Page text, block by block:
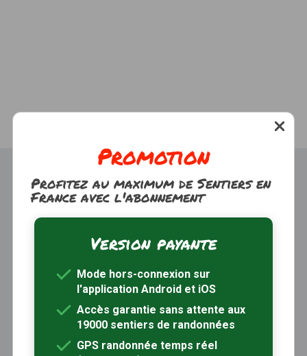
Trouver une randonnée À propos
Inscription / Connexion
Abonnement Rando+ Calendrier randos
Sites partenaires Contactez-nous
Promotion
Profitez au maximum de Sentiers en
France avec l'abonnement
Version payante
Mode hors-connexion sur
l'application Android et iOS
Accès garantie sans attente aux
19000 sentiers de randonnées
GPS randonnée temps réel